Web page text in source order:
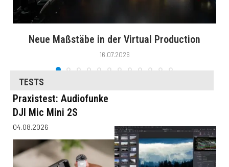
Neue Maßstäbe in der Virtual Production
16.07.2026
TESTS
Praxistest: Audiofunke
DJI Mic Mini 2S
04.08.2026